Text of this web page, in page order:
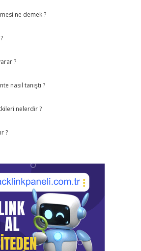
ne demek ?
?
nasıl tanıştı ?
nelerdir ?
?